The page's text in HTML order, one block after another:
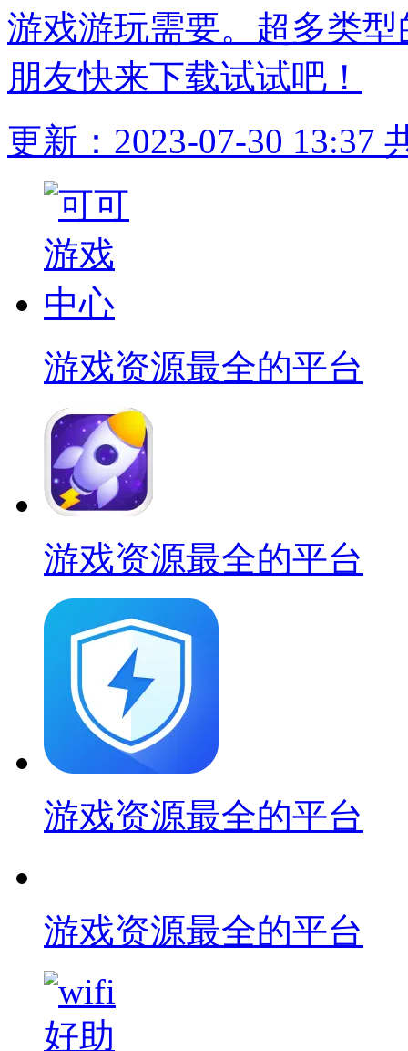
游戏游玩需要。超多类
朋友快来下载试试吧！
更新：2023-07-30 13:37
游戏资源最全的平台
游戏资源最全的平台
游戏资源最全的平台
游戏资源最全的平台